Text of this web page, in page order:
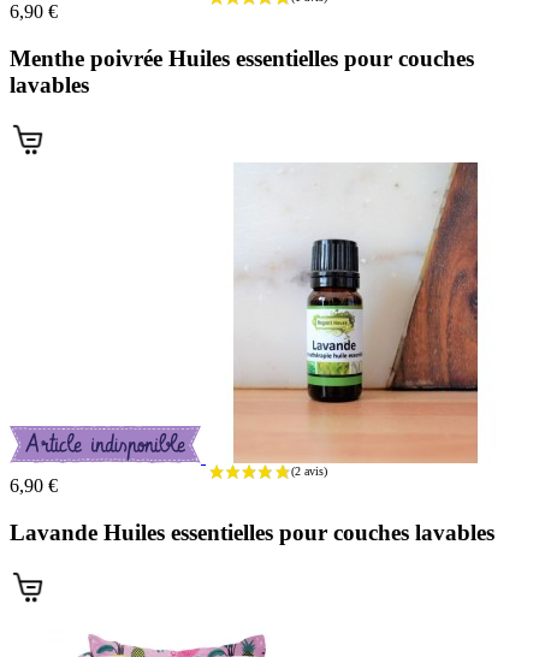
6,90 €
Menthe poivrée Huiles essentielles pour couches
lavables
6,90 €
Lavande Huiles essentielles pour couches lavables